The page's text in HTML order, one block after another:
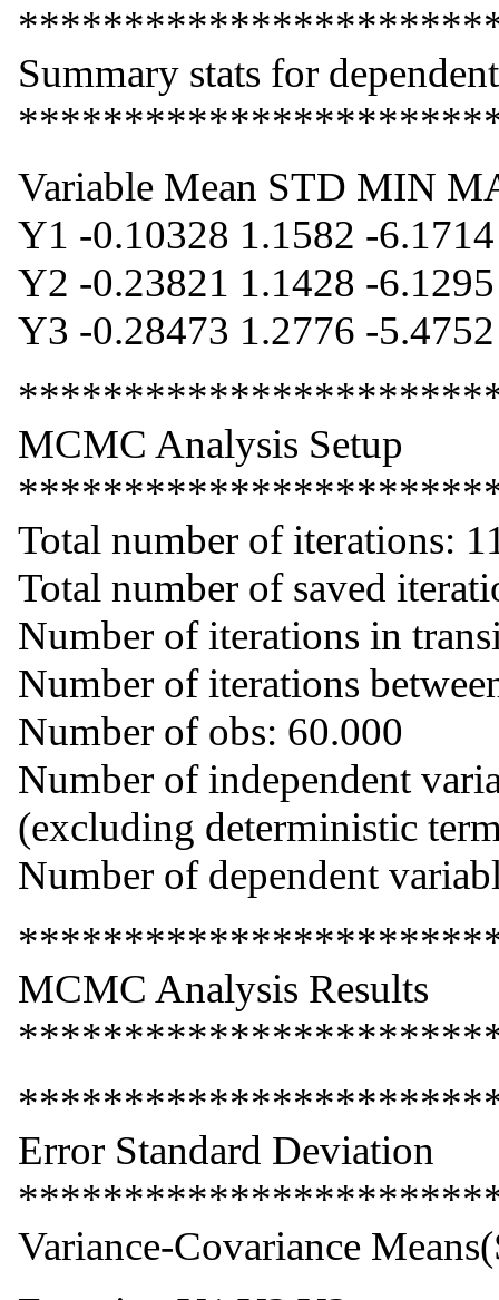
Summary stats for
Variable Mean STD MIN
Y1 -0.10328 1.1582 -
Y2 -0.23821 1.1428 -
Y3 -0.28473 1.2776 -
MCMC Analysis Setup
Total number of iterations:
Total number of saved
Number of iterations in
Number of iterations
Number of obs: 60.000
Number of independent
(excluding deterministic
Number of dependent
MCMC Analysis Results
Error Standard Deviation
Variance-Covariance